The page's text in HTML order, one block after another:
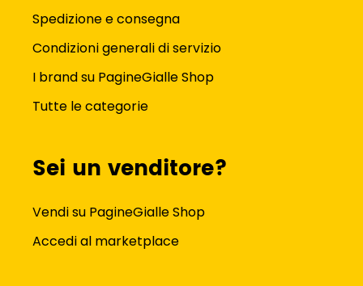
Spedizione e consegna
Condizioni generali di servizio
I brand su PagineGialle Shop
Tutte le categorie
Sei un venditore?
Vendi su PagineGialle Shop
Accedi al marketplace